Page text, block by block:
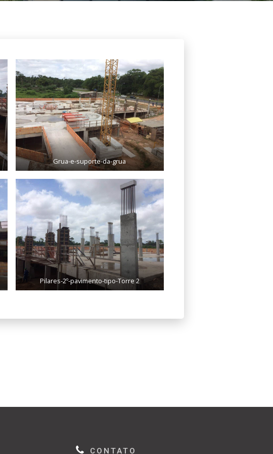
Grua-e-suporte-da-grua
Pilares-2º-pavimento-tipo-Torre 2
CONTATO